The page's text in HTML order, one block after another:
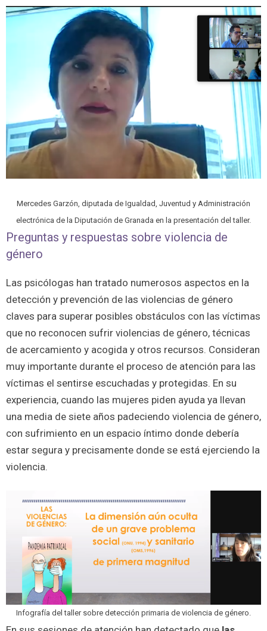
Mercedes Garzón, diputada de Igualdad, Juventud y Administración
electrónica de la Diputación de Granada en la presentación del taller.
Preguntas y respuestas sobre violencia de
género
Las psicólogas han tratado numerosos aspectos en la
detección y prevención de las violencias de género
claves para superar posibles obstáculos con las víctimas
que no reconocen sufrir violencias de género, técnicas
de acercamiento y acogida y otros recursos. Consideran
muy importante durante el proceso de atención para las
víctimas el sentirse escuchadas y protegidas. En su
experiencia, cuando las mujeres piden ayuda ya llevan
una media de siete años padeciendo violencia de género,
con sufrimiento en un espacio íntimo donde debería
estar segura y precisamente donde se está ejerciendo la
violencia.
Infografía del taller sobre detección primaria de violencia de género.